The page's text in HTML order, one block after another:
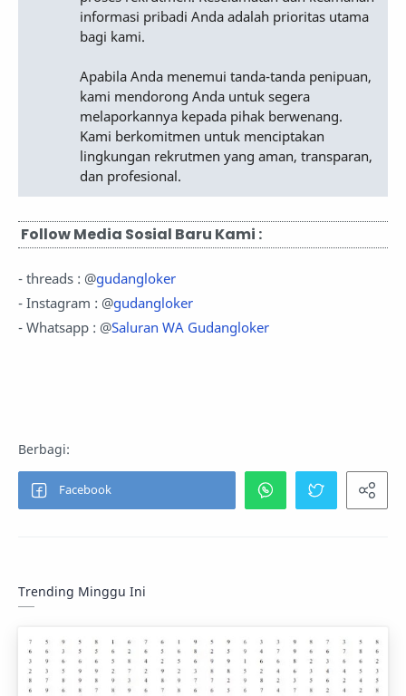
informasi pribadi Anda adalah prioritas utama
bagi kami.
Apabila Anda menemui tanda-tanda penipuan,
kami mendorong Anda untuk segera
melaporkannya kepada pihak berwenang.
Kami berkomitmen untuk menciptakan
lingkungan rekrutmen yang aman, transparan,
dan profesional.
Follow Media Sosial Baru Kami :
- threads : @gudangloker
- Instagram : @gudangloker
- Whatsapp : @Saluran WA Gudangloker
Trending Minggu Ini